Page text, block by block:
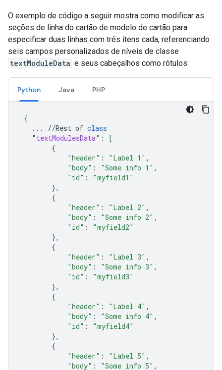
O exemplo de código a seguir mostra como modificar as
seções de linha do cartão de modelo de cartão para
especificar duas linhas com três itens cada, referenciando
seis campos personalizados de níveis de classe
textModuleData e seus cabeçalhos como rótulos:
Python Java PHP
{
...
//Rest of class
" textModulesData": [
{
"header" : "Label 1" ,
"body" : "Some info 1" ,
"id" :
"myfield1"
},
{
"header" : "Label 2" ,
"body" : "Some info 2" ,
"id" :
"myfield2"
},
{
"header" : "Label 3" ,
"body" : "Some info 3" ,
"id" :
"myfield3"
},
{
"header" : "Label 4" ,
"body" : "Some info 4" ,
"id" :
"myfield4"
},
{
"header" : "Label 5" ,
"body" : "Some info 5" ,